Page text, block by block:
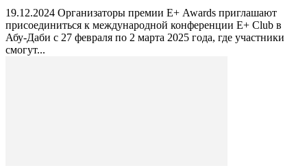
19.12.2024 Организаторы премии Е+ Awards приглашают
присоединиться к международной конференции E+ Club в
Абу-Даби с 27 февраля по 2 марта 2025 года, где участники
смогут...